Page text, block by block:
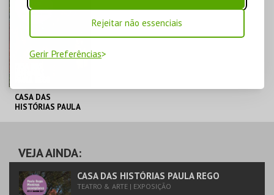
Rejeitar não essenciais
Gerir Preferências
CASA DAS
HISTÓRIAS PAULA
REGO
MAIS INFO
VEJA AINDA:
CASA DAS HISTÓRIAS PAULA REGO
TEATRO & ARTE | EXPOSIÇÃO